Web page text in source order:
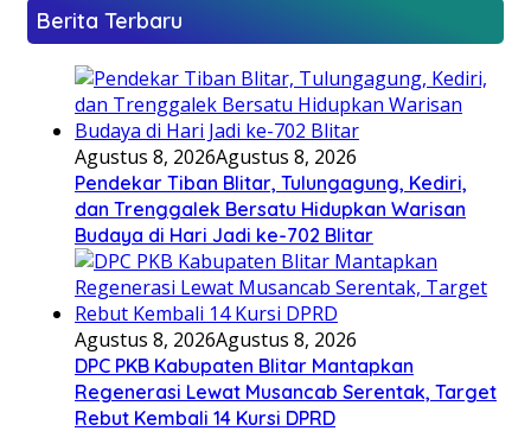
Berita Terbaru
Agustus 8, 2026Agustus 8, 2026
Pendekar Tiban Blitar, Tulungagung, Kediri,
dan Trenggalek Bersatu Hidupkan Warisan
Budaya di Hari Jadi ke-702 Blitar
Agustus 8, 2026Agustus 8, 2026
DPC PKB Kabupaten Blitar Mantapkan
Regenerasi Lewat Musancab Serentak, Target
Rebut Kembali 14 Kursi DPRD